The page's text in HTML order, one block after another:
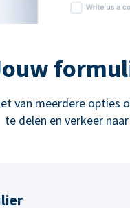
van meerdere opties
te delen en verkeer